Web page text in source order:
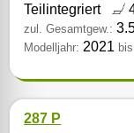
Teilintegriert
zul. Gesamtgew.:
Modelljahr: 2021 bis
287 P